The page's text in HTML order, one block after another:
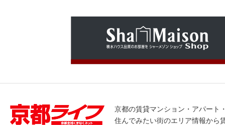
京都の賃貸マンション・アパート
住んでみたい街のエリア情報から